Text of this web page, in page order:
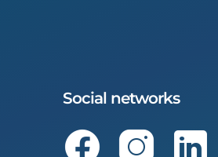
Social networks
Facebook Instagram